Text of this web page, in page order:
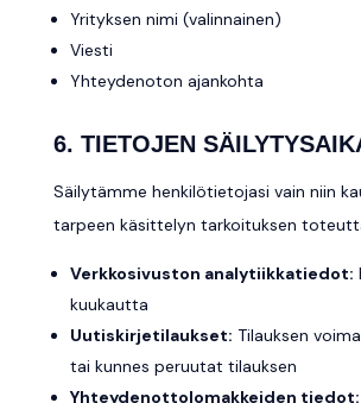
Yrityksen nimi (valinnainen)
Viesti
Yhteydenoton ajankohta
6. TIETOJEN
Säilytämme henkilötietojasi vain niin
tarpeen käsittelyn tarkoituksen
Verkkosivuston analytiikkatiedot:
kuukautta
Uutiskirjetilaukset: Tilauksen
tai kunnes peruutat tilauksen
Yhteydenottolomakkeiden tiedot: